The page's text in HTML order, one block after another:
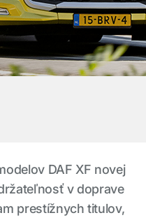
DAF XF novej
v doprave
prestížnych titulov,